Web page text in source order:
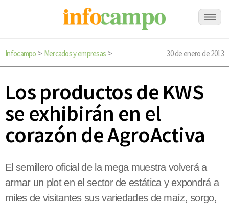
Infocampo > Mercados y empresas > 30 de enero de 2013
Los productos de KWS
se exhibirán en el
corazón de AgroActiva
El semillero oficial de la mega muestra volverá a
armar un plot en el sector de estática y expondrá a
miles de visitantes sus variedades de maíz, sorgo,